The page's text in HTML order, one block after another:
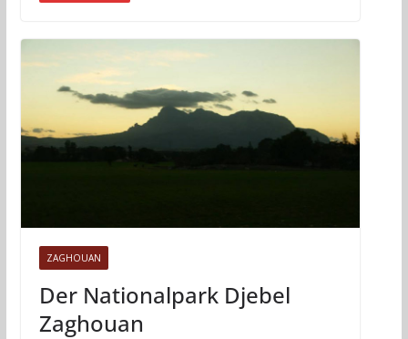
ZAGHOUAN
Der Nationalpark Djebel
Zaghouan